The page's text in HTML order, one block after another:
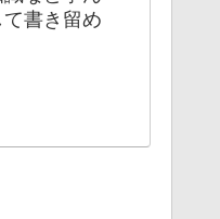
書き留め